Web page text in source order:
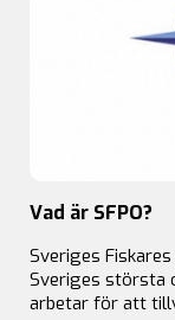
Vad är SFPO?
Sveriges
Sveriges största
arbetar för att